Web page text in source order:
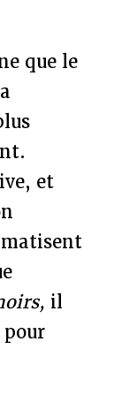
que le
et
il